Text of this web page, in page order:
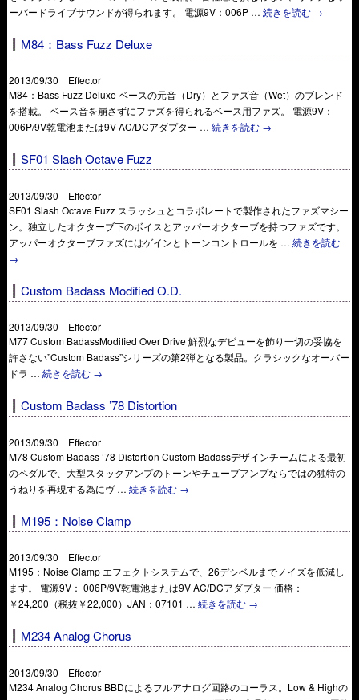
ーバードライブサウンドが得られます。 電源9V：006P …続きを読む →
M84：Bass Fuzz Deluxe
2013/09/30 Effector
M84：Bass Fuzz Deluxe ベースの元音（Dry）とファズ音（Wet）のブレンド
を搭載。 ベース音を崩さずにファズを得られるベース用ファズ。 電源9V：
006P/9V乾電池または9V AC/DCアダプター …続きを読む →
SF01 Slash Octave Fuzz
2013/09/30 Effector
SF01 Slash Octave Fuzz スラッシュとコラボレートで製作されたファズマシー
ン。独立したオクターブ下のボイスとアッパーオクターブを持つファズです。
アッパーオクターブファズにはゲインとトーンコントロールを …続きを読む
→
Custom Badass Modified O.D.
2013/09/30 Effector
M77 Custom BadassModified Over Drive 鮮烈なデビューを飾り一切の妥協を
許さない”Custom Badass”シリーズの第2弾となる製品。クラシックなオーバー
ドラ …続きを読む →
Custom Badass ’78 Distortion
2013/09/30 Effector
M78 Custom Badass ’78 Distortion Custom Badassデザインチームによる最初
のペダルで、大型スタックアンプのトーンやチューブアンプならではの独特の
うねりを再現する為にヴ …続きを読む →
M195：Noise Clamp
2013/09/30 Effector
M195：Noise Clamp エフェクトシステムで、26デシベルまでノイズを低減し
ます。 電源9V： 006P/9V乾電池または9V AC/DCアダプター 価格：
￥24,200（税抜￥22,000）JAN：07101 …続きを読む →
M234 Analog Chorus
2013/09/30 Effector
M234 Analog Chorus BBDによるフルアナログ回路のコーラス。Low & Highの